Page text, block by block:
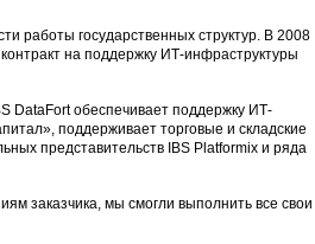
работы государственных структур. В 2008
на поддержку ИТ-инфраструктуры
DataFort обеспечивает поддержку ИТ-
поддерживает торговые и складские
представительств IBS Platformix и ряда
заказчика, мы смогли выполнить все свои